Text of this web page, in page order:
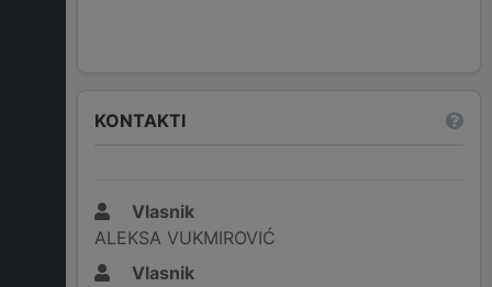
KONTAKTI
Vlasnik
ALEKSA VUKMIROVIĆ
Vlasnik